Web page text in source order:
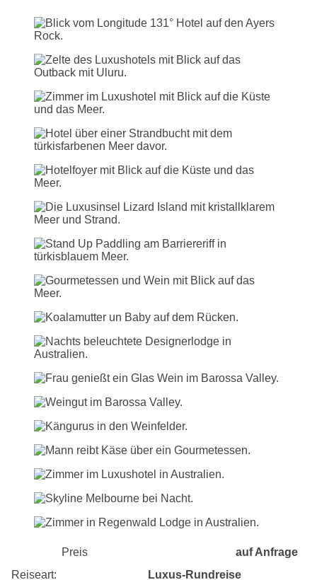
Preis
auf Anfrage
Reiseart:
Luxus-Rundreise